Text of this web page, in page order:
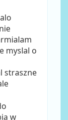
myslal o
straszne
w